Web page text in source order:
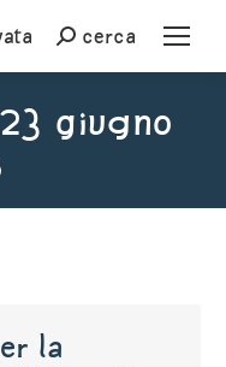
Cercacerca
23 Giugno
la